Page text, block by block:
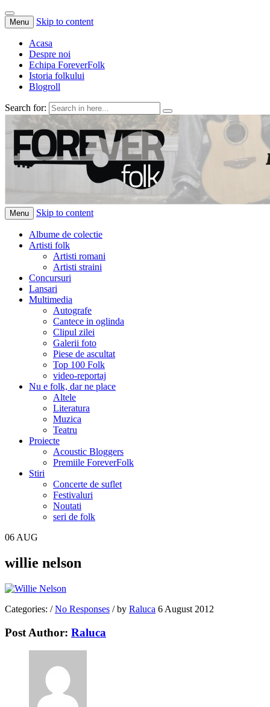
Menu Skip to content
Acasa
Despre noi
Echipa ForeverFolk
Istoria folkului
Blogroll
Search for:
ForeverFolk
Muzica sufletului tau
Menu Skip to content
Albume de colectie
Artisti folk
Artisti romani
Artisti straini
Concursuri
Lansari
Multimedia
Autografe
Cantece in oglinda
Clipul zilei
Galerii foto
Piese de ascultat
Top 100 Folk
video-reportaj
Nu e folk, dar ne place
Altele
Literatura
Muzica
Teatru
Proiecte
Acoustic Bloggers
Premiile ForeverFolk
Stiri
Concerte de suflet
Festivaluri
Noutati
seri de folk
06 AUG
willie nelson
Categories: / No Responses /by Raluca 6 August 2012
Post Author: Raluca